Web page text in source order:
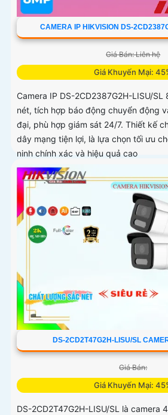
CAMERA IP HIKVISION DS-
Giá Bán: Liên hệ
Giá Khuyến Mại:
Camera IP DS-2CD2387G2H-LISU/SL
nét, tích hợp báo động chuyển động
đại, phù hợp giám sát 24/7. Thiết kế
dây mạng tiện lợi, là lựa chọn tối ưu
ninh chính xác và hiệu quả cao
DS-2CD2T47G2H-LISU/SL
Giá Bán:
Giá Khuyến Mại:
DS-2CD2T47G2H-LISU/SL là camera